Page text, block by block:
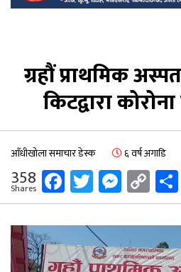
ग्रहौं प्राथमिक
किटद्वारा
आँधीखोला समाचार डेस्क ६ वर्ष अगाडि
358
Shares Facebook
TwitterCopy